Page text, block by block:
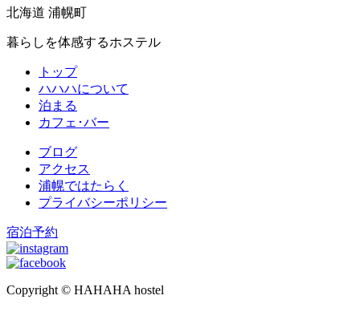
北海道 浦幌町
暮らしを体感するホステル
トップ
ハハハについて
泊まる
カフェ･バー
ブログ
アクセス
浦幌ではたらく
プライバシーポリシー
宿泊予約
Copyright © HAHAHA hostel